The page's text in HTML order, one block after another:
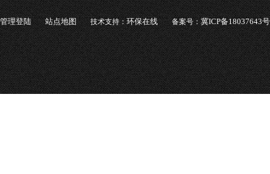
管理登陆 站点地图 技术支持：环保在线 备案号：冀ICP备18037643